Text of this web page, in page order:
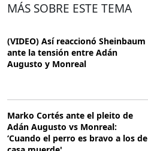
MÁS SOBRE ESTE TEMA
(VIDEO) Así reaccionó Sheinbaum
ante la tensión entre Adán
Augusto y Monreal
Marko Cortés ante el pleito de
Adán Augusto vs Monreal:
‘Cuando el perro es bravo a los de